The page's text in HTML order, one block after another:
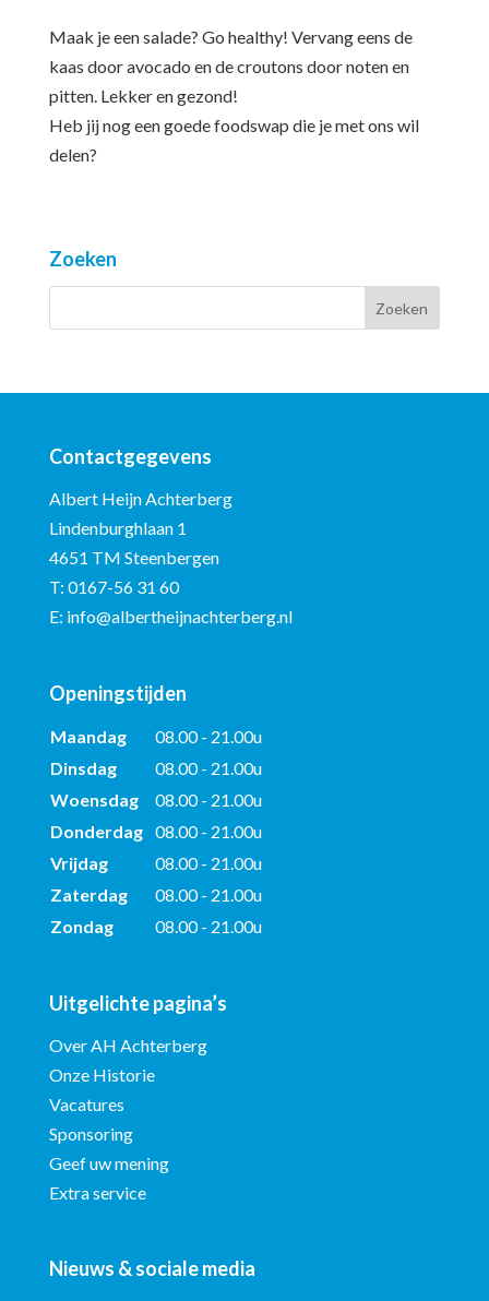
Maak je een salade? Go healthy! Vervang eens de
kaas door avocado en de croutons door noten en
pitten. Lekker en gezond!
Heb jij nog een goede foodswap die je met ons wil
delen?
Zoeken
Contactgegevens
Albert Heijn Achterberg
Lindenburghlaan 1
4651 TM Steenbergen
T: 0167-56 31 60
E: info@albertheijnachterberg.nl
Openingstijden
Maandag
08.00 - 21.00u
Dinsdag
08.00 - 21.00u
Woensdag
08.00 - 21.00u
Donderdag 08.00 - 21.00u
Vrijdag
08.00 - 21.00u
Zaterdag
08.00 - 21.00u
Zondag
08.00 - 21.00u
Uitgelichte pagina’s
Over AH Achterberg
Onze Historie
Vacatures
Sponsoring
Geef uw mening
Extra service
Nieuws & sociale media